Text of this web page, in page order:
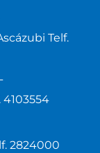
Telf.
4103554
2824000